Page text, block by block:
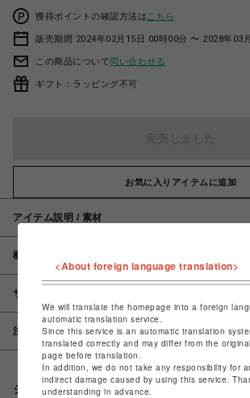
獲得ポイントの確認方法は こちら
販売期間 2024年02月15日 00時00分 〜 2028年03
この商品について問い合わせる
ギフト：ラッピング不可
お気に入りアイテムに追加
アイテム説明 / 素材
概要
サイズ
注意事項
シェアする
<About foreign language translation>
We will translate the homepage into a foreign
automatic translation service.
Since this service is an automatic translation
translated correctly and may differ from the
page before translation.
In addition, we do not take any responsibility for
indirect damage caused by using this service.
understanding in advance.